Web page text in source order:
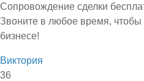
Сопровождение сделки
Звоните в любое время,
бизнесе!
Виктория
36